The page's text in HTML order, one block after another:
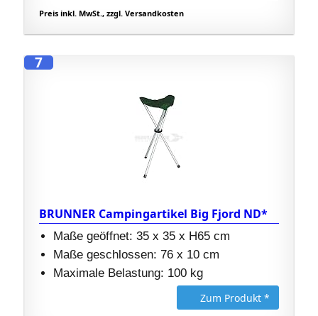
Preis inkl. MwSt., zzgl. Versandkosten
7
BRUNNER Campingartikel Big Fjord ND*
Maße geöffnet: 35 x 35 x H65 cm
Maße geschlossen: 76 x 10 cm
Maximale Belastung: 100 kg
Zum Produkt *